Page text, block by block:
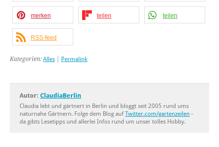
merken teilen teilen
RSS-feed
Kategorien: Alles Permalink
Autor: ClaudiaBerlin
Claudia lebt und gärtnert in Berlin und bloggt seit 2005 rund ums
naturnahe Gärtnern. Folge dem Blog aufTwitter.com/gartenzeilen -
da gibts Lesetipps und allerlei Infos rund um unser tolles Hobby.